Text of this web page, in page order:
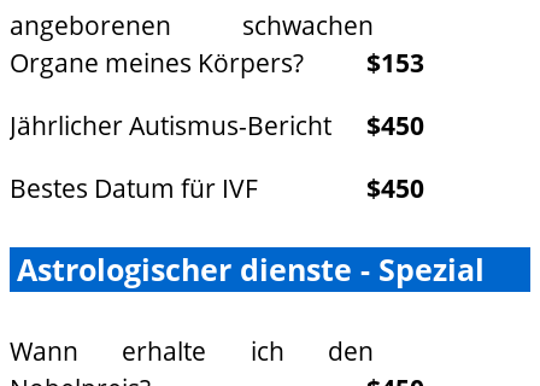
angeborenen schwachen
Organe meines Körpers?
$153
Jährlicher Autismus-Bericht
$450
Bestes Datum für IVF
$450
Astrologischer dienste - Spezial
Wann erhalte ich den